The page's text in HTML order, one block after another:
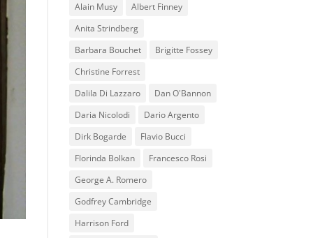
Alain Musy
Albert Finney
Anita Strindberg
Barbara Bouchet
Brigitte Fossey
Christine Forrest
Dalila Di Lazzaro
Dan O'Bannon
Daria Nicolodi
Dario Argento
Dirk Bogarde
Flavio Bucci
Florinda Bolkan
Francesco Rosi
George A. Romero
Godfrey Cambridge
Harrison Ford